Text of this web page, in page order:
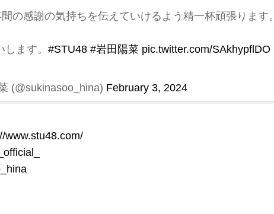
の感謝の気持ちを伝えていけるよう精一杯頑張ります。
ます。 #STU48 #岩田陽菜 pic.twitter.com/SAkhypflDO
(@sukinasoo_hina) February 3, 2024
www.stu48.com/